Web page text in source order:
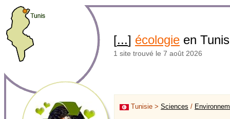
[...] écologie en
1 site trouvé le 7 août 2026
Tunisie > Sciences /